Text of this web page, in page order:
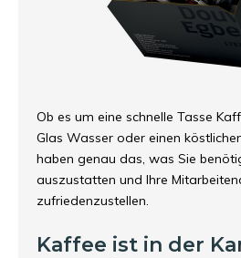
Ob es um eine schnelle Tasse
Glas Wasser oder einen
haben genau das, was Sie
auszustatten und Ihre
zufriedenzustellen.
Kaffee ist in der